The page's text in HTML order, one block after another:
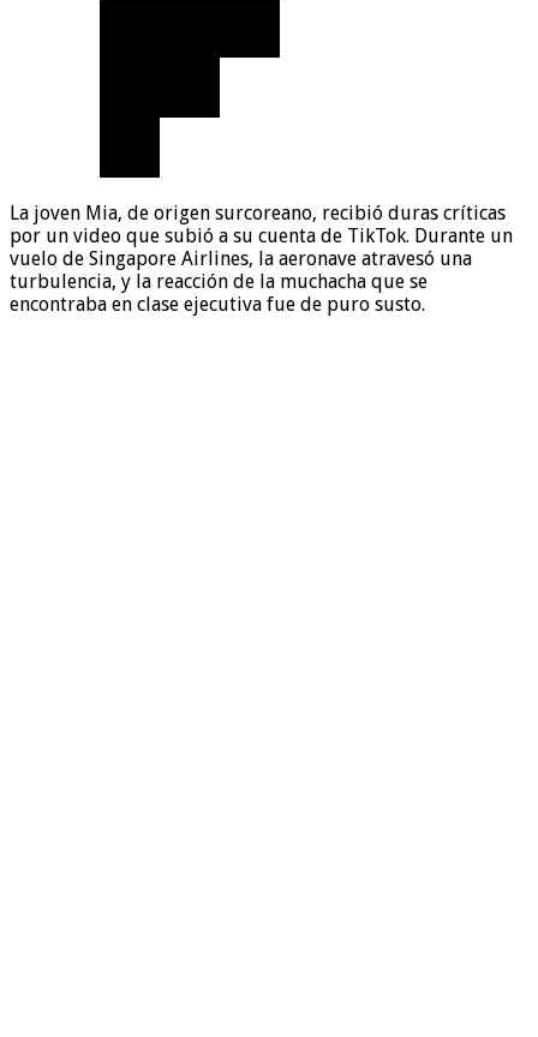
La joven Mia, de origen surcoreano, recibió duras críticas
por un video que subió a su cuenta de TikTok. Durante un
vuelo de Singapore Airlines, la aeronave atravesó una
turbulencia, y la reacción de la muchacha que se
encontraba en clase ejecutiva fue de puro susto.